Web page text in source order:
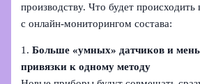
производству. Что будет
с онлайн‑мониторингом состава:
1.Больше «умных» датчиков и
привязки к одному методу